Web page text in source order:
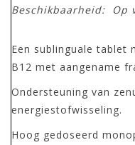
Beschikbaarheid:
Op
Een sublinguale tablet
B12 met aangename
Ondersteuning van
energiestofwisseling.
Hoog gedoseerd